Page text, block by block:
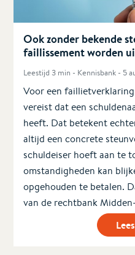
Ook zonder bekende
faillissement worden
Leestijd 3 min - Kennisbank - 5
Voor een
vereist dat een
heeft. Dat betekent
altijd een concrete
schuldeiser hoeft aan te
omstandigheden kan
opgehouden te betalen.
van de rechtbank